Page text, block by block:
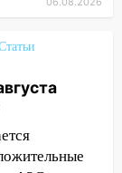
утонул